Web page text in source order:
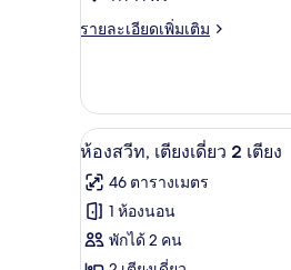
ห้อง
Superior
รายละเอียดเพิ่มเติม
ราย
เกี่ยว
กับ
Superior
Room
เปิด
ภาพถ่าย
ทั้งหมด
ของ
4
ห้องสวีท, เตียงเดี่ยว 2 เตียง
46 ตารางเมตร
1 ห้องนอน
พักได้ 2 คน